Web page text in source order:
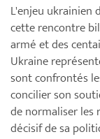
L'enjeu ukrainien
cette rencontre
armé et des
Ukraine
sont confrontés
concilier son
de normaliser les
décisif de sa